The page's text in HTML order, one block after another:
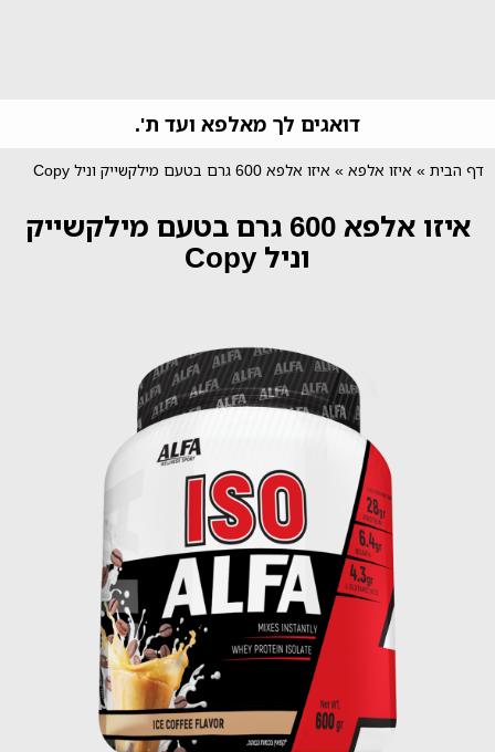
דואגים לך מאלפא ועד ת'.
דף הבית » איזו אלפא » איזו אלפא 600 גרם בטעם מילקשייק וניל Copy
איזו אלפא 600 גרם בטעם מילקשייק
וניל Copy